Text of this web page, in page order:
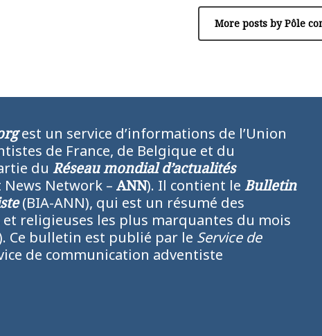
More posts by Pôle
est un service d’informations de l’Union
de France, de Belgique et du
du Réseau mondial d’actualités
Network – ANN). Il contient le Bulletin
(BIA-ANN), qui est un résumé des
religieuses les plus marquantes du mois
Ce bulletin est publié par le Service de
de communication adventiste